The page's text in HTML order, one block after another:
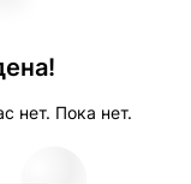
нет. Пока нет.